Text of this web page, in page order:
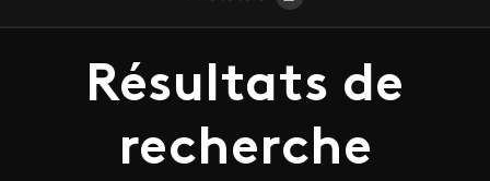
Résultats de
recherche